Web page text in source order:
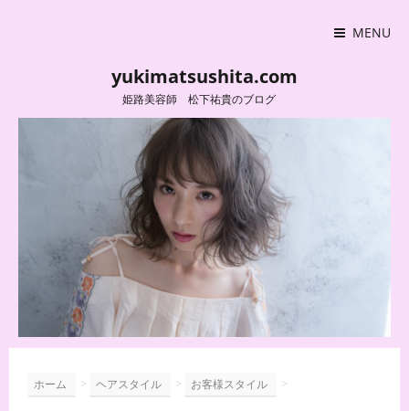
MENU
yukimatsushita.com
姫路美容師 松下祐貴のブログ
ホーム > ヘアスタイル > お客様スタイル >